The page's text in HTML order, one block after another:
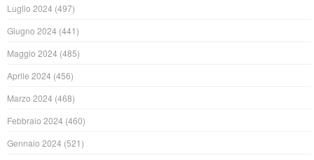
Luglio 2024 (497)
Giugno 2024 (441)
Maggio 2024 (485)
Aprile 2024 (456)
Marzo 2024 (468)
Febbraio 2024 (460)
Gennaio 2024 (521)